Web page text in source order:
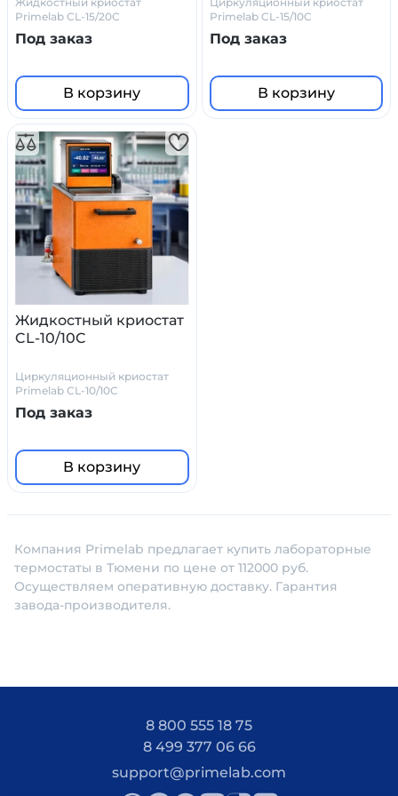
Primelab CL-15/20C
Под заказ
В корзину
Primelab CL-15/10C
Под заказ
В корзину
Жидкостный криостат
CL-10/10C
Циркуляционный криостат
Primelab CL-10/10C
Под заказ
В корзину
Компания Primelab предлагает купить лабораторные
термостаты в Тюмени по цене от 112000 руб.
Осуществляем оперативную доставку. Гарантия
завода-производителя.
8 800 555 18 75
8 499 377 06 66
support@primelab.com